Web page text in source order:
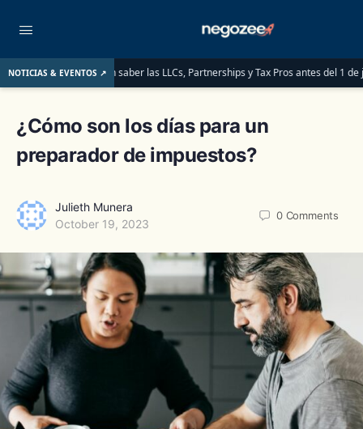
NOTICIAS & EVENTOS ↗
lo que deben saber las LLCs, Partnerships y Tax Pros antes del 1 de junio
¿Cómo son los días para un
preparador de impuestos?
Julieth Munera
October 19, 2023
0 Comments